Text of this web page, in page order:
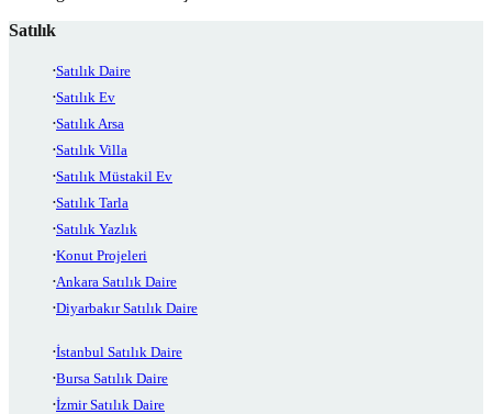
Satılık
Satılık Daire
Satılık Ev
Satılık Arsa
Satılık Villa
Satılık Müstakil Ev
Satılık Tarla
Satılık Yazlık
Konut Projeleri
Ankara Satılık Daire
Diyarbakır Satılık Daire
İstanbul Satılık Daire
Bursa Satılık Daire
İzmir Satılık Daire